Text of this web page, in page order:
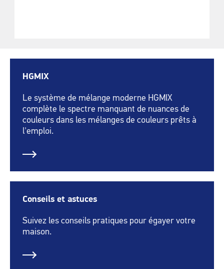
HGMIX
Le système de mélange moderne HGMIX
complète le spectre manquant de nuances de
couleurs dans les mélanges de couleurs prêts à
l'emploi.
Conseils et astuces
Suivez les conseils pratiques pour égayer votre
maison.